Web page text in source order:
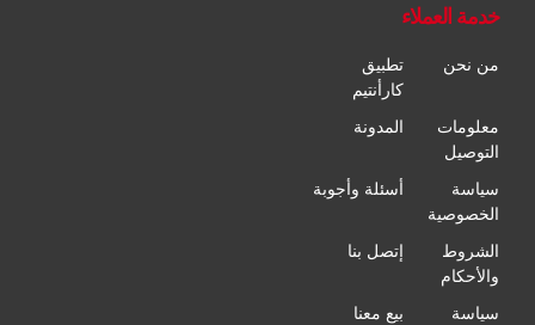
خدمة العملاء
من نحن
تطبيق
كارأنتيم
معلومات
التوصيل
المدونة
سياسة
الخصوصية
أسئلة وأجوبة
الشروط
والأحكام
إتصل بنا
سياسة بيع معنا